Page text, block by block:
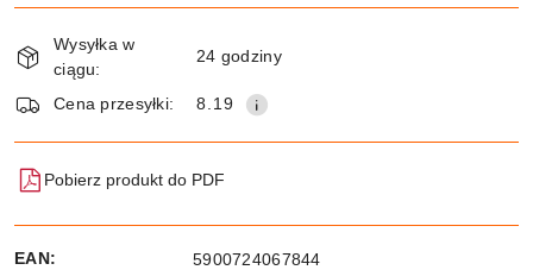
Dostępność
i
dostawa
Wysyłka w
ciągu:
24 godziny
Cena przesyłki: 8.19
Pobierz produkt do PDF
EAN: 5900724067844